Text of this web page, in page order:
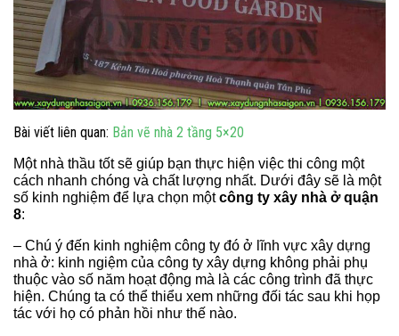
Bài viết liên quan: Bản vẽ nhà 2 tầng 5×20
Một nhà thầu tốt sẽ giúp bạn thực hiện việc thi công một
cách nhanh chóng và chất lượng nhất. Dưới đây sẽ là một
số kinh nghiệm để lựa chọn mộtcông ty xây nhà ở quận
8:
– Chú ý đến kinh nghiệm công ty đó ở lĩnh vực xây dựng
nhà ở: kinh ngiệm của công ty xây dựng không phải phụ
thuộc vào số năm hoạt động mà là các công trình đã thực
hiện. Chúng ta có thể thiểu xem những đối tác sau khi họp
tác với họ có phản hồi như thế nào.